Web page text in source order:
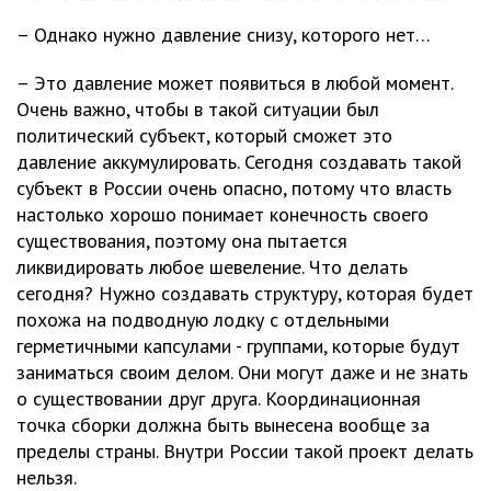
– Однако нужно давление снизу, которого нет…
– Это давление может появиться в любой момент.
Очень важно, чтобы в такой ситуации был
политический субъект, который сможет это
давление аккумулировать. Сегодня создавать такой
субъект в России очень опасно, потому что власть
настолько хорошо понимает конечность своего
существования, поэтому она пытается
ликвидировать любое шевеление. Что делать
сегодня? Нужно создавать структуру, которая будет
похожа на подводную лодку с отдельными
герметичными капсулами - группами, которые будут
заниматься своим делом. Они могут даже и не знать
о существовании друг друга. Координационная
точка сборки должна быть вынесена вообще за
пределы страны. Внутри России такой проект делать
нельзя.